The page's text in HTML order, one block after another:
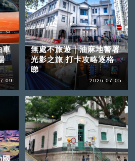
車
09
無處不旅遊｜油麻地警署
光影之旅 打卡攻略逐格
睇
2026-07-05
國